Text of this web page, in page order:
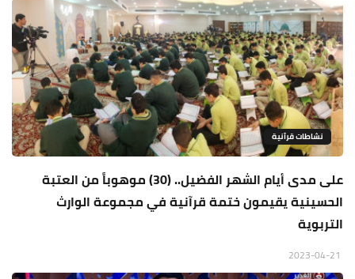
نشاطات قرآنية
على مدى أيام الشهر الفضيل.. (30) موهوباً من العتبة
الحسينية يقيمون ختمة قرآنية في مجموعة الوارث
التربوية